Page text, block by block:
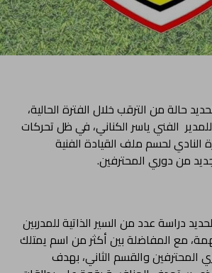
حالة من الترقب خلال الفترة الحالية،
الفني ياسر الكناني، في ظل تحركات
لحسم ملف القيادة الفنية
من دوري المحترفين.
دراسة عدد من السير الذاتية للمدربين
مع المفاضلة بين أكثر من اسم يمتلك
المحترفين والقسم الثاني، بهدف